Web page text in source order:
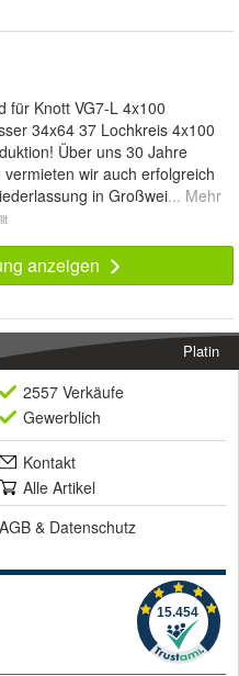
für Knott VG7-L 4x100
34x64 37 Lochkreis 4x100
Über uns 30 Jahre
wir auch erfolgreich
in Großwei... Mehr
anzeigen
Platin
2557 Verkäufe
Gewerblich
Kontakt
Alle Artikel
AGB & Datenschutz